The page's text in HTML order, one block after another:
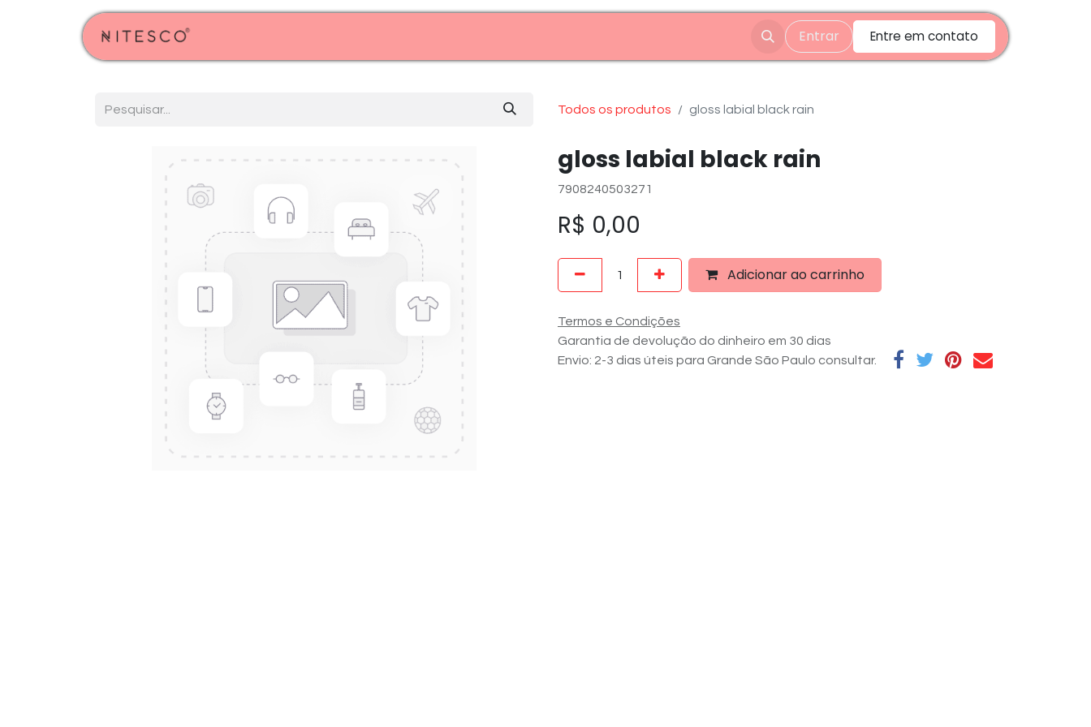
Entrar Entre em contato
Todos os produtos gloss labial black rain
gloss labial black rain
7908240503271
R$ 0,00
Adicionar ao carrinho
Termos e Condições
Garantia de devolução do dinheiro em 30 dias
Envio: 2-3 dias úteis para Grande São Paulo consultar.